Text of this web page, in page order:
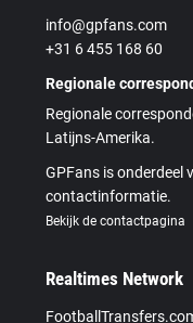
info@gpfans.com
+31 6 455 168 60
Regionale
Regionale
Latijns-Amerika.
GPFans is onderdeel
contactinformatie.
Bekijk de contactpagina
Realtimes Network